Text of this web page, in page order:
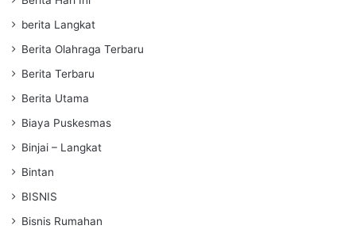
berita Langkat
Berita Olahraga Terbaru
Berita Terbaru
Berita Utama
Biaya Puskesmas
Binjai – Langkat
Bintan
BISNIS
Bisnis Rumahan